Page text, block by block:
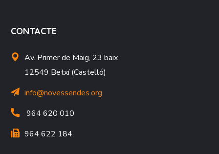
CONTACTE
Av. Primer de Maig, 23 baix
12549 Betxí (Castelló)
info@novessendes.org
964 620 010
964 622 184